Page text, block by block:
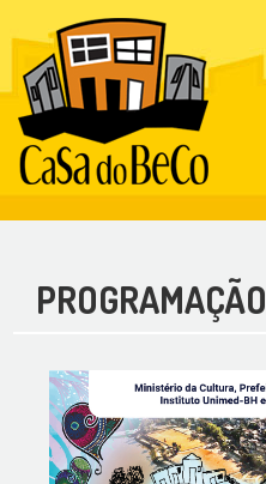
PROGRAMAÇÃO